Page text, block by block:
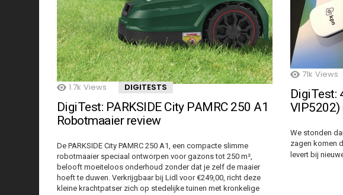
1.7k Views DIGITESTS
DigiTest: PARKSIDE City PAMRC 250 A1
Robotmaaier review
De PARKSIDE City PAMRC 250 A1, een compacte slimme
robotmaaier speciaal ontworpen voor gazons tot 250 m²,
belooft moeiteloos onderhoud zonder dat je zelf de maaier
hoeft te duwen. Verkrijgbaar bij Lidl voor €249,00, richt deze
kleine krachtpatser zich op stedelijke tuinen met kronkelige
71k Views
DigiTest:
VIP5202)
We stonden
zagen komen
levert bij